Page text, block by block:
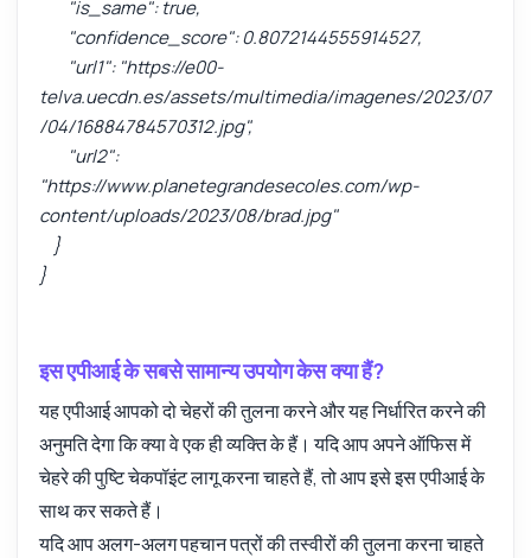
"is_same": true,
"confidence_score": 0.8072144555914527,
"url1": "https://e00-
telva.uecdn.es/assets/multimedia/imagenes/2023/07
/04/16884784570312.jpg",
"url2":
"https://www.planetegrandesecoles.com/wp-
content/uploads/2023/08/brad.jpg"
}
}
इस एपीआई के सबसे सामान्य उपयोग केस क्या हैं?
यह एपीआई आपको दो चेहरों की तुलना करने और यह निर्धारित करने की
अनुमति देगा कि क्या वे एक ही व्यक्ति के हैं। यदि आप अपने ऑफिस में
चेहरे की पुष्टि चेकपॉइंट लागू करना चाहते हैं, तो आप इसे इस एपीआई के
साथ कर सकते हैं।
यदि आप अलग-अलग पहचान पत्रों की तस्वीरों की तुलना करना चाहते